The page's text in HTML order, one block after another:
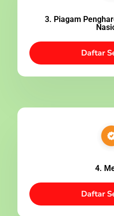
3. Piagam
Daftar
4.
Daftar